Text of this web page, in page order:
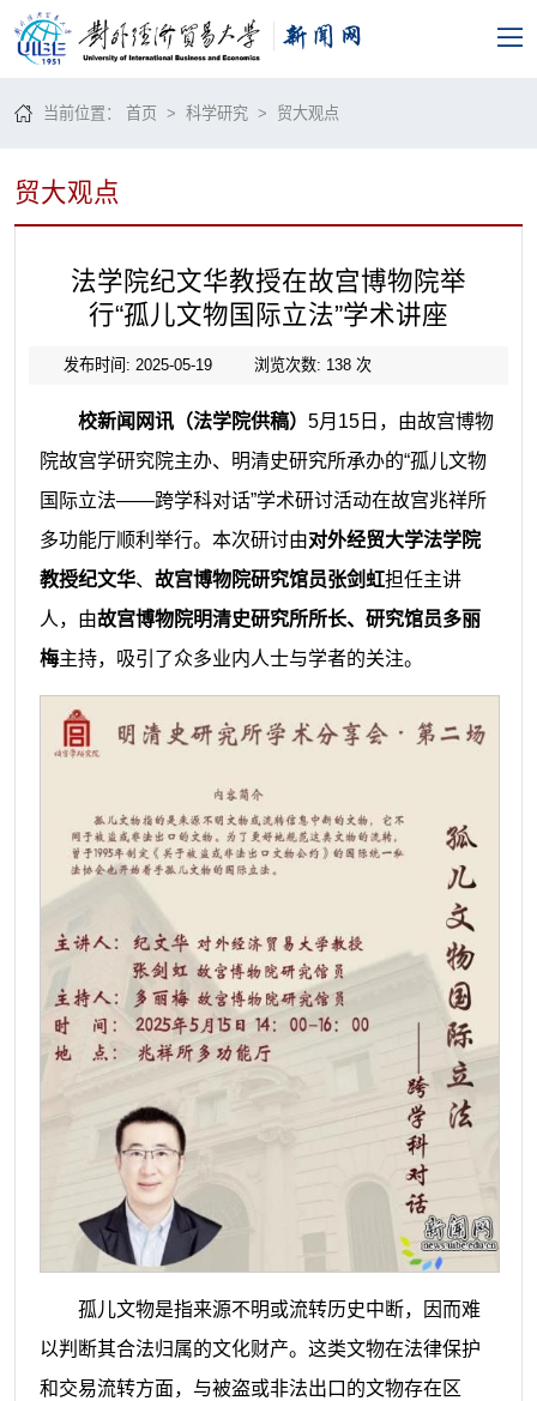
当前位置：首页 >科学研究 > 贸大观点
贸大观点
法学院纪文华教授在故宫博物院举
行“孤儿文物国际立法”学术讲座
发布时间: 2025-05-19 浏览次数: 138次
校新闻网讯（法学院供稿） 5月15日，由故宫博物
院故宫学研究院主办、明清史研究所承办的“孤儿文物
国际立法——跨学科对话”学术研讨活动在故宫兆祥所
多功能厅顺利举行。本次研讨由对外经贸大学法学院
教授纪文华、 故宫博物院研究馆员张剑虹担任主讲
人，由故宫博物院明清史研究所所长、研究馆员多丽
梅主持，吸引了众多业内人士与学者的关注。
孤儿文物是指来源不明或流转历史中断，因而难
以判断其合法归属的文化财产。这类文物在法律保护
和交易流转方面，与被盗或非法出口的文物存在区